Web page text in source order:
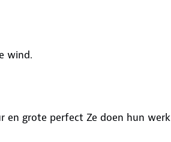
wind.
Zoals de foto zijn de parasols kwa kleur en grote perfect Ze doen hun werk